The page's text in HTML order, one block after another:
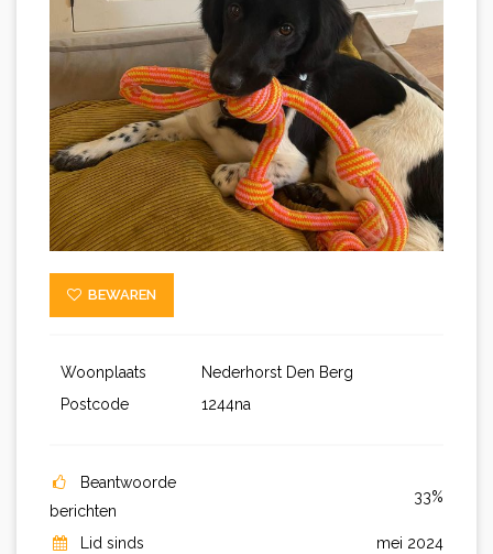
BEWAREN
Woonplaats
Nederhorst Den Berg
Postcode
1244na
Beantwoorde
berichten
33%
Lid sinds
mei 2024